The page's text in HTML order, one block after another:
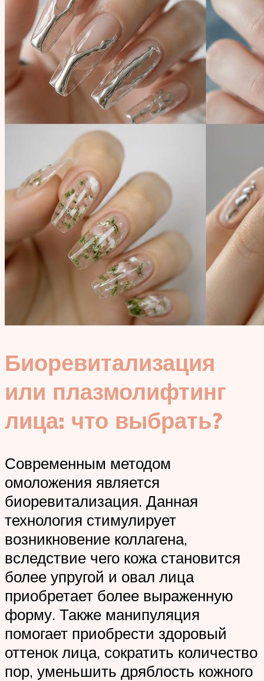
Биоревитализация
или плазмолифтинг
лица: что выбрать?
Современным методом
омоложения является
биоревитализация. Данная
технология стимулирует
возникновение коллагена,
вследствие чего кожа становится
более упругой и овал лица
приобретает более выраженную
форму. Также манипуляция
помогает приобрести здоровый
оттенок лица, сократить количество
пор, уменьшить дряблость кожного